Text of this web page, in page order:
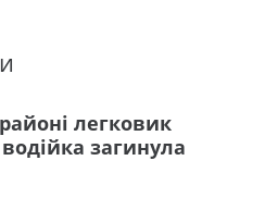
легковик
загинула